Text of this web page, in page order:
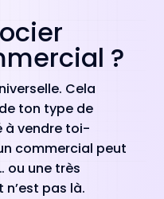
?
Cela
ton type de
à vendre toi-
commercial peut
ou une très
n’est pas là.